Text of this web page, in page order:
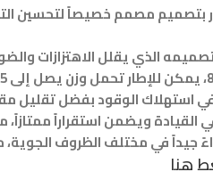
بتصميم مصمم خصيصاً لتحسين
استهلاك الوقود بفضل تقليل
ويضمن استقراراً
جيداً في مختلف الظروف الجوية،
هنا